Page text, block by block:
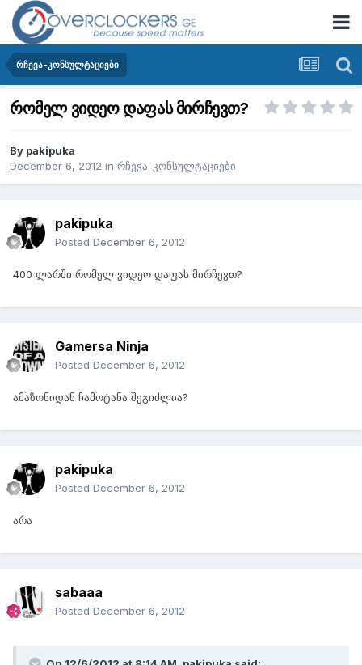
რჩევა-კონსულტაციები
რომელ ვიდეო დაფას მირჩევთ?
By pakipuka
December 6, 2012 in რჩევა-კონსულტაციები
pakipuka
Posted December 6, 2012
400 ლარში რომელ ვიდეო დაფას მირჩევთ?
Gamersa Ninja
Posted December 6, 2012
ამაზონიდან ჩამოტანა შეგიძლია?
pakipuka
Posted December 6, 2012
არა
sabaaa
Posted December 6, 2012